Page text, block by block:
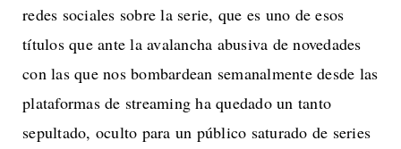
redes sociales sobre la serie, que es uno de esos
títulos que ante la avalancha abusiva de novedades
con las que nos bombardean semanalmente desde las
plataformas de streaming ha quedado un tanto
sepultado, oculto para un público saturado de series